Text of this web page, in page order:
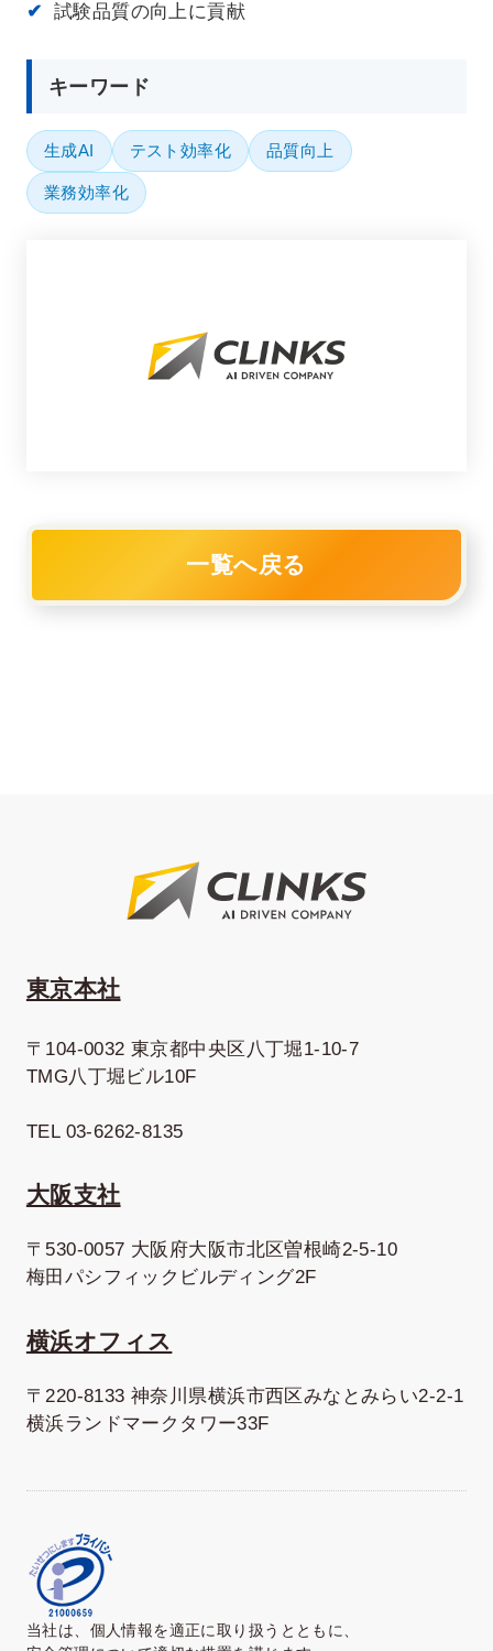
試験品質の向上に貢献
キーワード
生成AI テスト効率化 品質向上
業務効率化
一覧へ戻る
東京本社
〒104-0032 東京都中央区八丁堀1-10-7
TMG八丁堀ビル10F
TEL 03-6262-8135
大阪支社
〒530-0057 大阪府大阪市北区曽根崎2-5-10
梅田パシフィックビルディング2F
横浜オフィス
〒220-8133 神奈川県横浜市西区みなとみらい2-2-1
横浜ランドマークタワー33F
当社は、個人情報を適正に取り扱うとともに、